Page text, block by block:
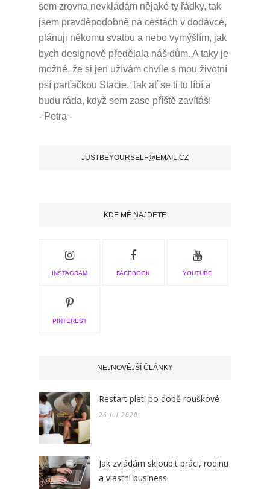
sem zrovna nevkládám nějaké ty řádky, tak
jsem pravděpodobně na cestách v dodávce,
plánuji někomu svatbu a nebo vymýšlím, jak
bych designově předělala náš dům. A taky je
možné, že si jen užívám chvíle s mou životní
psí parťačkou Stacie. Tak ať se ti tu líbí a
budu ráda, když sem zase příště zavítáš!
- Petra -
JUSTBEYOURSELF@EMAIL.CZ
KDE MĚ NAJDETE
INSTAGRAM FACEBOOK YOUTUBE
PINTEREST
NEJNOVĚJŠÍ ČLÁNKY
Restart pleti po době rouškové
26 Jul 2020
Jak zvládám skloubit práci, rodinu
a vlastní business